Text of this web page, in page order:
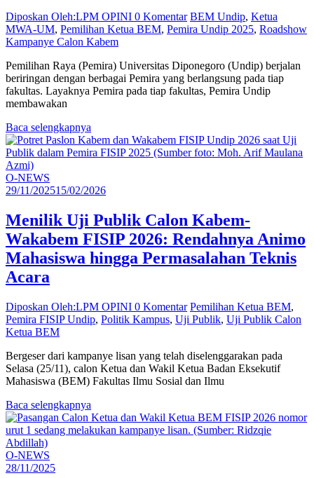
Diposkan Oleh:LPM OPINI 0 Komentar BEM Undip, Ketua
MWA-UM, Pemilihan Ketua BEM, Pemira Undip 2025, Roadshow
Kampanye Calon Kabem
Pemilihan Raya (Pemira) Universitas Diponegoro (Undip) berjalan
beriringan dengan berbagai Pemira yang berlangsung pada tiap
fakultas. Layaknya Pemira pada tiap fakultas, Pemira Undip
membawakan
Baca selengkapnya
O-NEWS
29/11/202515/02/2026
Menilik Uji Publik Calon Kabem-
Wakabem FISIP 2026: Rendahnya Animo
Mahasiswa hingga Permasalahan Teknis
Acara
Diposkan Oleh:LPM OPINI 0 Komentar Pemilihan Ketua BEM,
Pemira FISIP Undip, Politik Kampus, Uji Publik, Uji Publik Calon
Ketua BEM
Bergeser dari kampanye lisan yang telah diselenggarakan pada
Selasa (25/11), calon Ketua dan Wakil Ketua Badan Eksekutif
Mahasiswa (BEM) Fakultas Ilmu Sosial dan Ilmu
Baca selengkapnya
O-NEWS
28/11/2025